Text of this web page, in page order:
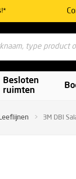
Besloten
ruimten
3M DBI